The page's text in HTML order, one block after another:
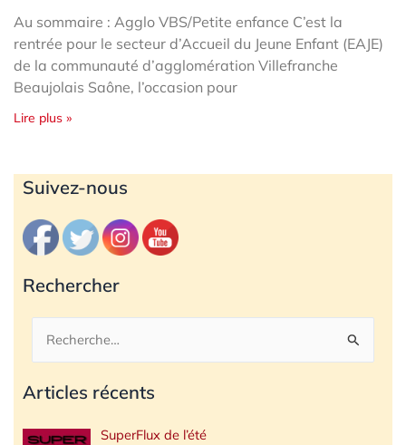
Au sommaire : Agglo VBS/Petite enfance C’est la
rentrée pour le secteur d’Accueil du Jeune Enfant (EAJE)
de la communauté d’agglomération Villefranche
Beaujolais Saône, l’occasion pour
Lire plus »
Suivez-nous
Rechercher
Rechercher :
Articles récents
SuperFlux de l’été
Archives